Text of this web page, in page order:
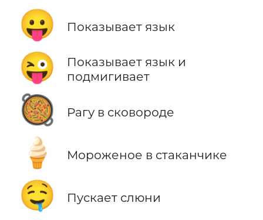
😛 Показывает язык
😜
Показывает язык и
подмигивает
🥘 Рагу в сковороде
🍦 Мороженое в стаканчике
🤤 Пускает слюни